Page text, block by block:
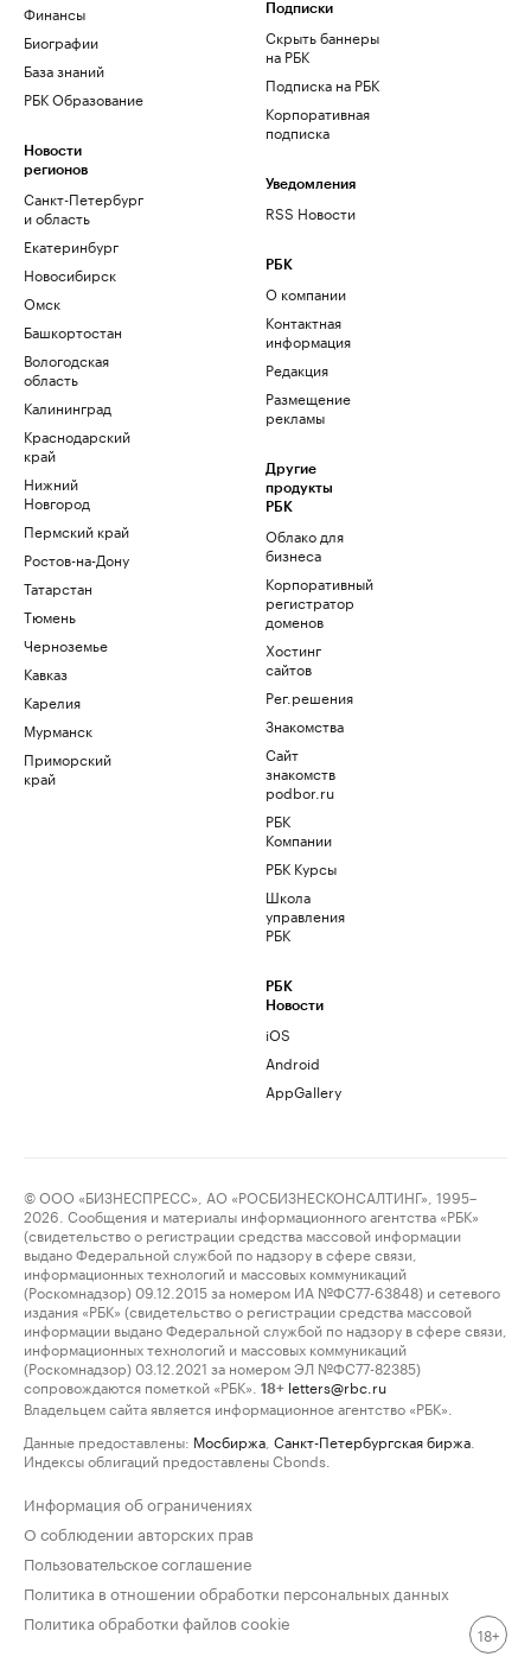
Финансы
Биографии
База знаний
РБК Образование
Новости
регионов
Санкт-Петербург
и область
Екатеринбург
Новосибирск
Омск
Башкортостан
Вологодская
область
Калининград
Краснодарский
край
Нижний
Новгород
Пермский край
Ростов-на-Дону
Татарстан
Тюмень
Черноземье
Кавказ
Карелия
Мурманск
Приморский
край
Подписки
Скрыть баннеры
на РБК
Подписка на РБК
Корпоративная
подписка
Уведомления
RSS Новости
РБК
О компании
Контактная
информация
Редакция
Размещение
рекламы
Другие
продукты
РБК
Облако для
бизнеса
Корпоративный
регистратор
доменов
Хостинг
сайтов
Рег.решения
Знакомства
Сайт
знакомств
podbor.ru
РБК
Компании
РБК Курсы
Школа
управления
РБК
РБК
Новости
iOS
Android
AppGallery
© ООО «БИЗНЕСПРЕСС», АО «РОСБИЗНЕСКОНСАЛТИНГ», 1995–
2026. Сообщения и материалы информационного агентства «РБК»
(свидетельство о регистрации средства массовой информации
выдано Федеральной службой по надзору в сфере связи,
информационных технологий и массовых коммуникаций
(Роскомнадзор) 09.12.2015 за номером ИА №ФС77-63848) и сетевого
издания «РБК» (свидетельство о регистрации средства массовой
информации выдано Федеральной службой по надзору в сфере связи,
информационных технологий и массовых коммуникаций
(Роскомнадзор) 03.12.2021 за номером ЭЛ №ФС77-82385)
сопровождаются пометкой «РБК».
18+ letters@rbc.ru
Владельцем сайта является информационное агентство «РБК».
Данные предоставлены: Мосбиржа Санкт-Петербургская биржа
Индексы облигаций предоставлены Cbonds.
Информация об ограничениях
О соблюдении авторских прав
Пользовательское соглашение
Политика в отношении обработки персональных данных
Политика обработки файлов cookie
18+